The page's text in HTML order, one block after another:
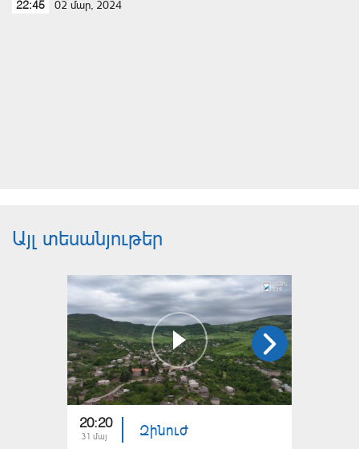
22:45 02 մար, 2024
Այլ տեսանյութեր
20:20
31 մայ Զինուժ